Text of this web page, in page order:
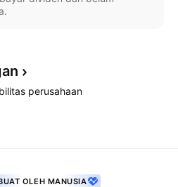
perusahaan
OLEH MANUSIA